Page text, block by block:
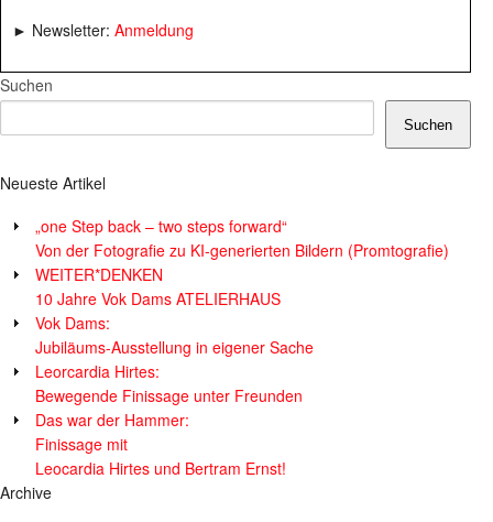
► Newsletter: Anmeldung
Suchen
Suchen
Neueste Artikel
„one Step back – two steps forward“
Von der Fotografie zu KI-generierten Bildern (Promtografie)
WEITER*DENKEN
10 Jahre Vok Dams ATELIERHAUS
Vok Dams:
Jubiläums-Ausstellung in eigener Sache
Leorcardia Hirtes:
Bewegende Finissage unter Freunden
Das war der Hammer:
Finissage mit
Leocardia Hirtes und Bertram Ernst!
Archive